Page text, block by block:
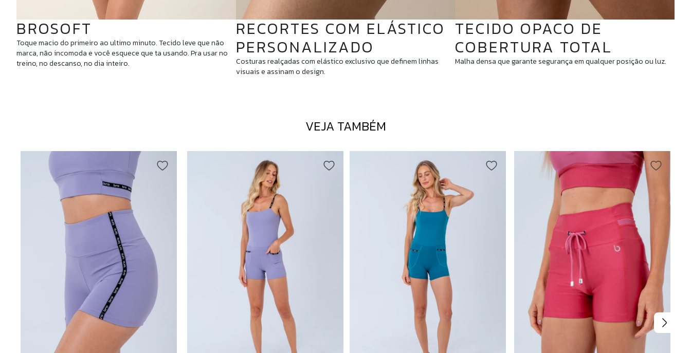
BROSOFT
Toque macio do primeiro ao ultimo minuto. Tecido leve que não
marca, não incomoda e você esquece que ta usando. Pra usar no
treino, no descanso, no dia inteiro.
RECORTES COM ELÁSTICO
PERSONALIZADO
Costuras realçadas com elástico exclusivo que definem linhas
visuais e assinam o design.
TECIDO OPACO DE
COBERTURA TOTAL
Malha densa que garante segurança em qualquer posição ou luz.
VEJA TAMBÉM